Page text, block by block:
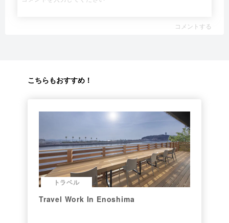
コメントする
こちらもおすすめ！
トラベル
Travel Work In Enoshima